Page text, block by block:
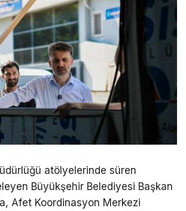
atölyelerinde süren
Büyükşehir Belediyesi Başkan
Afet Koordinasyon Merkezi